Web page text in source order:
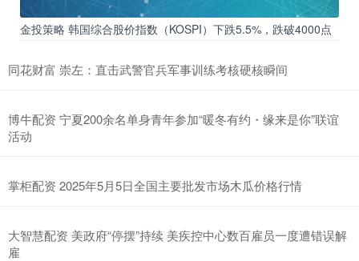
金投策略 韩国综合股价指数（KOSPI）下跌5.5%，跌破4000点
同花财富 崇左：直击武警官兵军事训练考核硬核瞬间
博牛配资 宁夏200余名单身青年参加“暖冬有约・缘来是你”联谊
活动
掌柜配资 2025年5月5日全国主要批发市场木瓜价格行情
大智慧配资 美政府“停摆”持续 美疾控中心数百雇员一度遭错误解
雇